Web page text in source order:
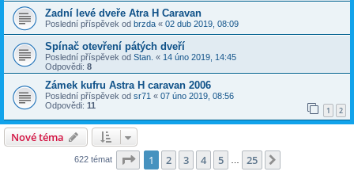
Zadní levé dveře Atra H Caravan
Poslední příspěvek od brzda « 02 dub 2019, 08:09
Spínač otevření pátých dveří
Poslední příspěvek od Stan. « 14 úno 2019, 14:45
Odpovědi: 8
Zámek kufru Astra H caravan 2006
Poslední příspěvek od sr71 « 07 úno 2019, 08:56
Odpovědi: 11 1 2
Nové téma
622 témat Stránka z 25
1 2 3 4 5 25